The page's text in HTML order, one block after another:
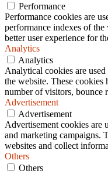
Performance
Performance cookies are
performance indexes of
better user experience for
Analytics
Analytics
Analytical cookies are
the website. These
number of visitors, bounce
Advertisement
Advertisement
Advertisement cookies are
and marketing campaigns.
websites and collect
Others
Others